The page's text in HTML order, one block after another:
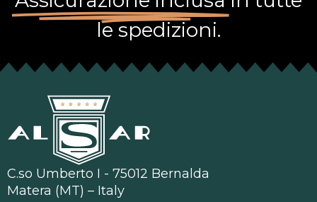
le spedizioni.
C.so Umberto I - 75012 Bernalda
Matera (MT) – Italy